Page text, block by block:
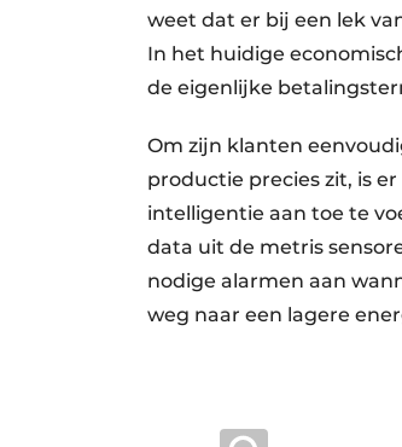
weet dat er bij een lek
In het huidige
de eigenlijke
Om zijn klanten
productie precies zit, is
intelligentie aan toe te
data uit de metris
nodige alarmen aan
weg naar een lagere